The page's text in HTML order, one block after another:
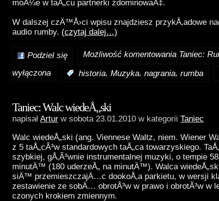
moÅ¼e w taÅ„cu partnerki zdominowaÄ‡.
W dalszej czÄ™Å›ci wpisu znajdziesz przykÅ‚adowe
audio rumby. (czytaj dalej…)
Podziel się Możliwość komentowania Taniec:
wyłączona
historia, Muzyka, nagrania, rumba
Taniec: Walc wiedeÅ„ski
napisał Artur w sobota 23.01.2010 w kategorii Taniec
Walc wiedeÅ„ski (ang. Viennese Waltz, niem. Wiener
z 5 taÅ„cÃ³w standardowych taÅ„ca towarzyskiego.
szybkiej, gÅ‚Ã³wnie instrumentalnej muzyki, o tempie
minutÄ™ (180 uderzeÅ„ na minutÄ™). Walca
siÄ™ przemieszczajÄ…c dookoÅ‚a parkietu, w wersji
zestawienie ze sobÄ… obrotÃ³w w prawo i obrotÃ³w w
czonych krokiem zmiennym.